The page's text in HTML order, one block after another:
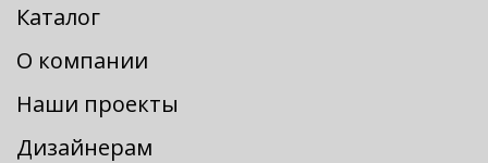
Каталог
О компании
Наши проекты
Дизайнерам